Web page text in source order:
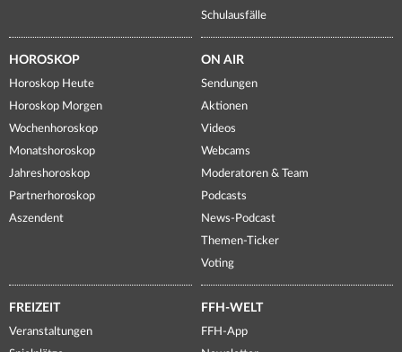
Schulausfälle
HOROSKOP
Horoskop Heute
Horoskop Morgen
Wochenhoroskop
Monatshoroskop
Jahreshoroskop
Partnerhoroskop
Aszendent
ON AIR
Sendungen
Aktionen
Videos
Webcams
Moderatoren & Team
Podcasts
News-Podcast
Themen-Ticker
Voting
FREIZEIT
Veranstaltungen
FFH-WELT
FFH-App